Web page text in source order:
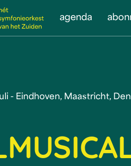
agenda
- Eindhoven, Maastricht,